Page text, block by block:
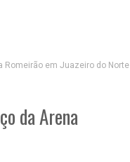
Romeirão em Juazeiro do Norte
da Arena